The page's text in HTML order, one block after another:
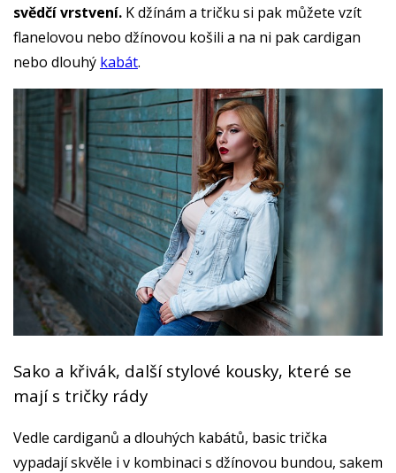
svědčí vrstvení. K džínám a tričku si pak můžete vzít
flanelovou nebo džínovou košili a na ni pak cardigan
nebo dlouhý kabát.
Sako a křivák, další stylové kousky, které se
mají s tričky rády
Vedle cardiganů a dlouhých kabátů, basic trička
vypadají skvěle i v kombinaci s džínovou bundou, sakem